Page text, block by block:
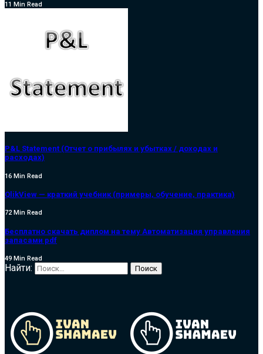
11 Min Read
P&L Statement (Отчет о прибылях и убытках / доходах и
расходах)
16 Min Read
QlikView — краткий учебник (примеры, обучение, практика)
72 Min Read
Бесплатно скачать диплом на тему Автоматизация управления
запасами pdf
49 Min Read
Найти: